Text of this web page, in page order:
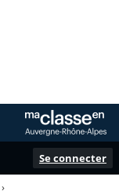
Se connecter
›